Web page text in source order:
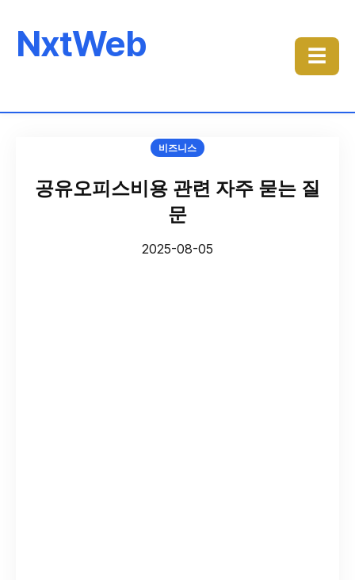
NxtWeb ☰
비즈니스
공유오피스비용 관련 자주 묻는 질
문
2025-08-05